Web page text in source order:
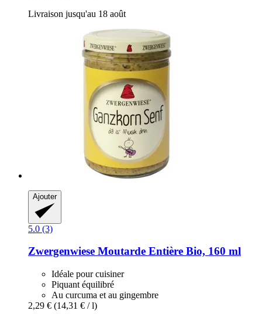
Livraison jusqu'au 18 août
Ajouter
5.0 (3)
Zwergenwiese Moutarde Entière Bio, 160 ml
Idéale pour cuisiner
Piquant équilibré
Au curcuma et au gingembre
2,29 € (14,31 € / l)